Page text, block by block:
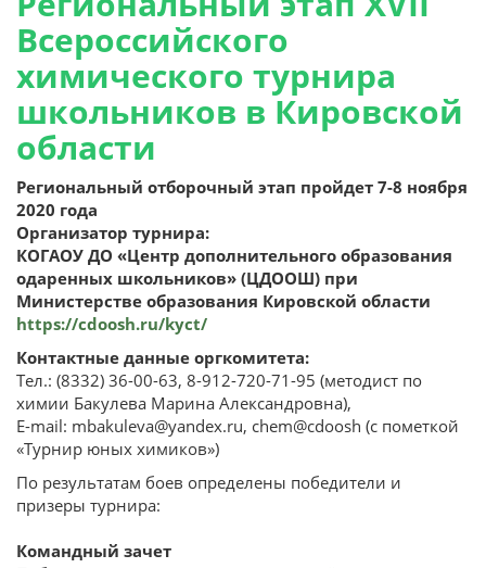
Всероссийского
химического турнира
школьников в Кировской
области
Региональный отборочный этап пройдет 7-8 ноября
2020 года
Организатор турнира:
КОГАОУ ДО «Центр дополнительного образования
одаренных школьников» (ЦДООШ) при
Министерстве образования Кировской области
https://cdoosh.ru/kyct/
Контактные данные оргкомитета:
Тел.: (8332) 36-00-63, 8-912-720-71-95 (методист по
химии Бакулева Марина Александровна),
Е-mail: mbakuleva@yandex.ru, chem@cdoosh (с пометкой
«Турнир юных химиков»)
По результатам боев определены победители и
призеры турнира:
Командный зачет